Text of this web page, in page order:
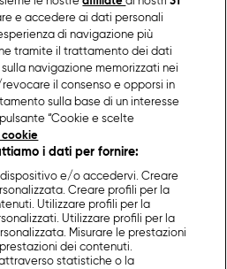
e accedere ai dati personali
di navigazione più
tramite il trattamento dei dati
navigazione memorizzati nei
il consenso e opporsi in
sulla base di un interesse
“Cookie e scelte
cookie
i dati per fornire:
dispositivo e/o accedervi. Creare
Creare profili per la
Utilizzare profili per la
Utilizzare profili per la
Misurare le prestazioni
dei contenuti.
statistiche o la